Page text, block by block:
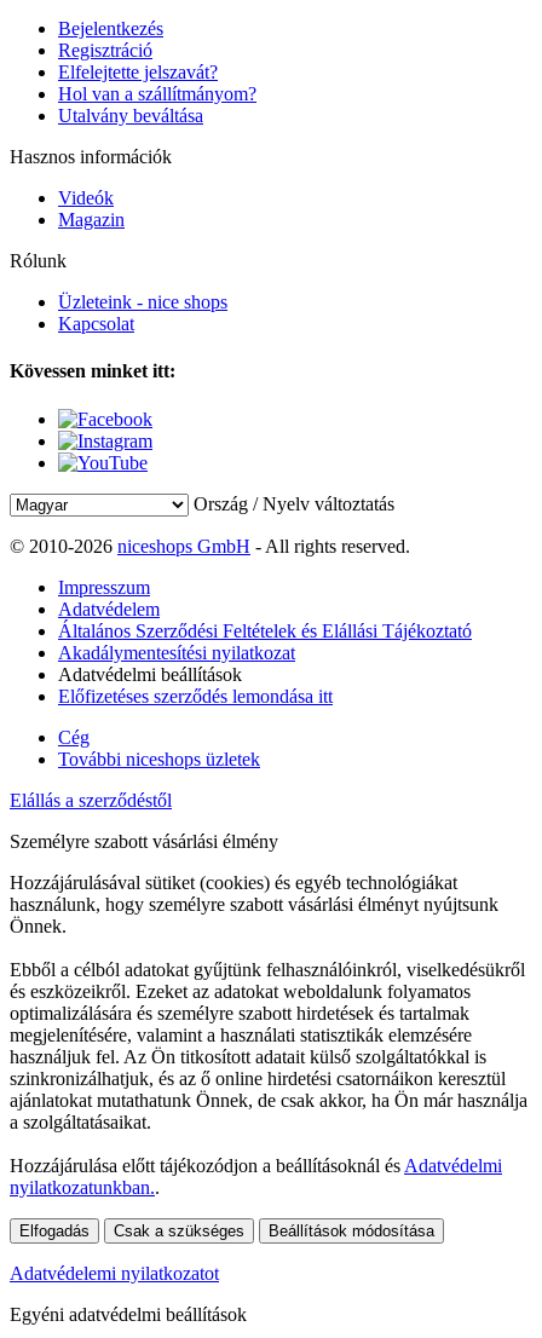
Bejelentkezés
Regisztráció
Elfelejtette jelszavát?
Hol van a szállítmányom?
Utalvány beváltása
Hasznos információk
Videók
Magazin
Rólunk
Üzleteink - nice shops
Kapcsolat
Kövessen minket itt:
Ország / Nyelv változtatás
© 2010-2026 niceshops GmbH - All rights reserved.
Impresszum
Adatvédelem
Általános Szerződési Feltételek és Elállási Tájékoztató
Akadálymentesítési nyilatkozat
Adatvédelmi beállítások
Előfizetéses szerződés lemondása itt
Cég
További niceshops üzletek
Elállás a szerződéstől
Személyre szabott vásárlási élmény
Hozzájárulásával sütiket (cookies) és egyéb technológiákat
használunk, hogy személyre szabott vásárlási élményt nyújtsunk
Önnek.
Ebből a célból adatokat gyűjtünk felhasználóinkról, viselkedésükről
és eszközeikről. Ezeket az adatokat weboldalunk folyamatos
optimalizálására és személyre szabott hirdetések és tartalmak
megjelenítésére, valamint a használati statisztikák elemzésére
használjuk fel. Az Ön titkosított adatait külső szolgáltatókkal is
szinkronizálhatjuk, és az ő online hirdetési csatornáikon keresztül
ajánlatokat mutathatunk Önnek, de csak akkor, ha Ön már használja
a szolgáltatásaikat.
Hozzájárulása előtt tájékozódjon a beállításoknál és Adatvédelmi
nyilatkozatunkban..
Elfogadás Csak a szükséges Beállítások módosítása
Adatvédelemi nyilatkozatot
Egyéni adatvédelmi beállítások